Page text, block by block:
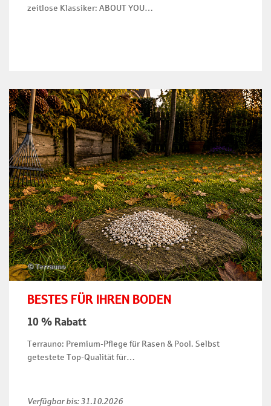
zeitlose Klassiker: ABOUT YOU…
© Terrauno
BESTES FÜR IHREN BODEN
10 % Rabatt
Terrauno: Premium-Pflege für Rasen & Pool. Selbst
getestete Top-Qualität für…
Verfügbar bis: 31.10.2026